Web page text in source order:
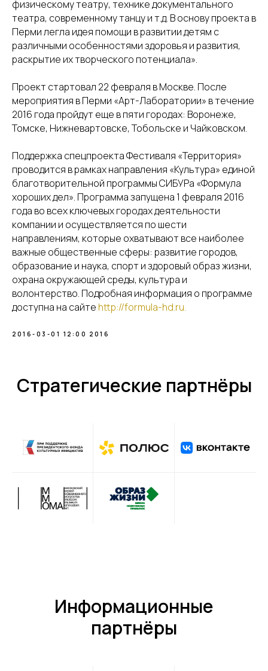
физическому театру, технике документального
театра, современному танцу и т.д. В основу проекта в
Перми легла идея помощи в развитии детям с
различными особенностями здоровья и развития,
раскрытие их творческого потенциала».
Проект стартовал 22 февраля в Москве. После
мероприятия в Перми «Арт-Лаборатории» в течение
2016 года пройдут еще в пяти городах: Воронеже,
Томске, Нижневартовске, Тобольске и Чайковском.
Поддержка спецпроекта Фестиваля «Территория»
проводится в рамках направления «Культура» единой
благотворительной программы СИБУРа «Формула
хороших дел». Программа запущена 1 февраля 2016
года во всех ключевых городах деятельности
компании и осуществляется по шести
направлениям, которые охватывают все наиболее
важные общественные сферы: развитие городов,
образование и наука, спорт и здоровый образ жизни,
охрана окружающей среды, культура и
волонтерство. Подробная информация о программе
доступна на сайте http://formula-hd.ru.
2016-03-01 12:00 2016
Стратегические партнёры
Информационные
партнёры